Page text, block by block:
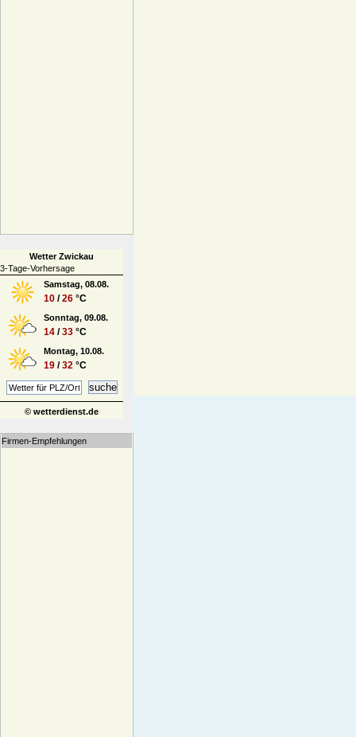
Wetter Zwickau
3-Tage-Vorhersage
Samstag, 08.08.
10 /26 °C
Sonntag, 09.08.
14 /33 °C
Montag, 10.08.
19 /32 °C
© wetterdienst.de
Firmen-Empfehlungen